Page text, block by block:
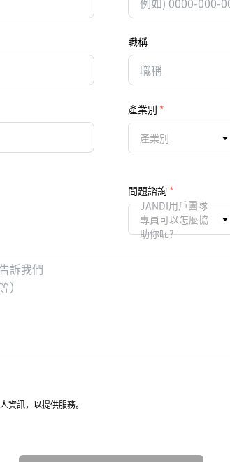
職稱
產業別
產業別
問題諮詢
JANDI用戶團隊
專員可以怎麼協
助你呢?
資訊，以提供服務。